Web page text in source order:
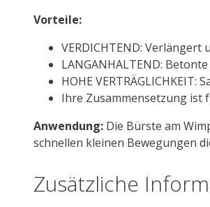
Vorteile:
VERDICHTEND:
LANGANHALTEND:
HOHE
Ihre Zusammensetzung ist
Anwendung: Die Bürste am
schnellen kleinen Bewegungen
Zusätzliche